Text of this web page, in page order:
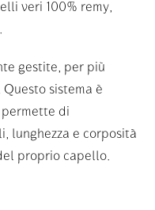
veri 100% remy,
gestite, per più
sistema è
di
lunghezza e corposità
proprio capello.